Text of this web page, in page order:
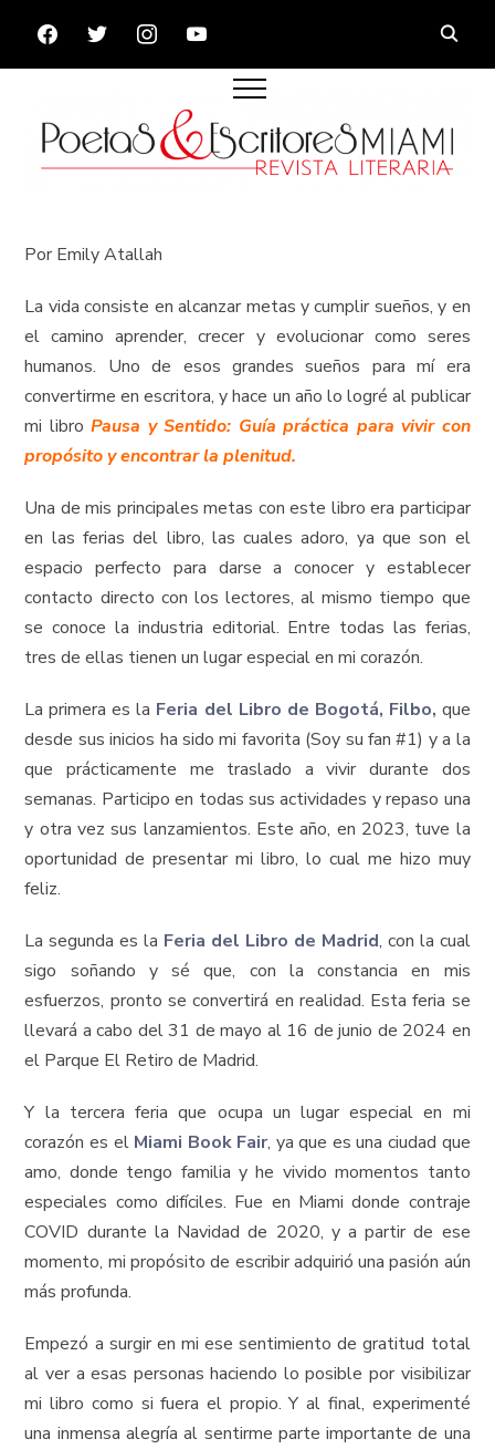
FACEBOOKTWITTERINSTAGRAMYOUTUBE
Por Emily Atallah
La vida consiste en alcanzar metas y cumplir sueños, y en
el camino aprender, crecer y evolucionar como seres
humanos. Uno de esos grandes sueños para mí era
convertirme en escritora, y hace un año lo logré al publicar
mi libroPausa y Sentido: Guía práctica para vivir con
propósito y encontrar la plenitud.
Una de mis principales metas con este libro era participar
en las ferias del libro, las cuales adoro, ya que son el
espacio perfecto para darse a conocer y establecer
contacto directo con los lectores, al mismo tiempo que
se conoce la industria editorial. Entre todas las ferias,
tres de ellas tienen un lugar especial en mi corazón.
La primera es la Feria del Libro de Bogotá, Filbo, que
desde sus inicios ha sido mi favorita (Soy su fan #1) y a la
que prácticamente me traslado a vivir durante dos
semanas. Participo en todas sus actividades y repaso una
y otra vez sus lanzamientos. Este año, en 2023, tuve la
oportunidad de presentar mi libro, lo cual me hizo muy
feliz.
La segunda es la Feria del Libro de Madrid, con la cual
sigo soñando y sé que, con la constancia en mis
esfuerzos, pronto se convertirá en realidad. Esta feria se
llevará a cabo del 31 de mayo al 16 de junio de 2024 en
el Parque El Retiro de Madrid.
Y la tercera feria que ocupa un lugar especial en mi
corazón es el Miami Book Fair, ya que es una ciudad que
amo, donde tengo familia y he vivido momentos tanto
especiales como difíciles. Fue en Miami donde contraje
COVID durante la Navidad de 2020, y a partir de ese
momento, mi propósito de escribir adquirió una pasión aún
más profunda.
Empezó a surgir en mi ese sentimiento de gratitud total
al ver a esas personas haciendo lo posible por visibilizar
mi libro como si fuera el propio. Y al final, experimenté
una inmensa alegría al sentirme parte importante de una